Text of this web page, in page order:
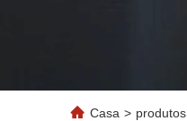
Casa > produtos